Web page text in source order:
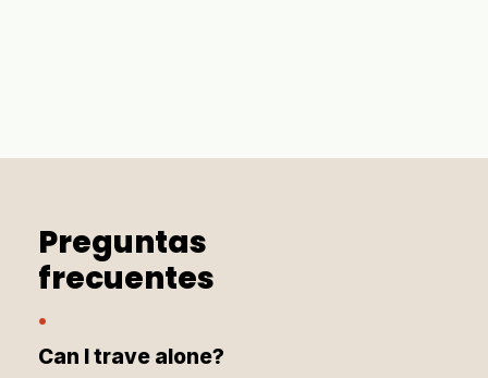
Preguntas
frecuentes
.
Can I trave alone?